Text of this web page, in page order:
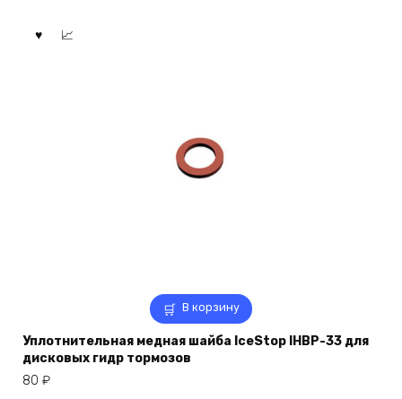
В корзину
Уплотнительная медная шайба IceStop IHBP-33 для
дисковых гидр тормозов
80 ₽